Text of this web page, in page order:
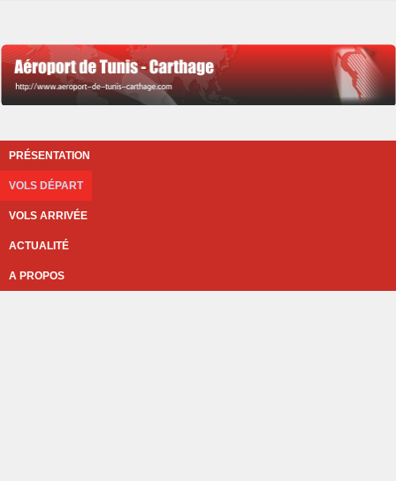
PRÉSENTATION
VOLS DÉPART
VOLS ARRIVÉE
ACTUALITÉ
A PROPOS